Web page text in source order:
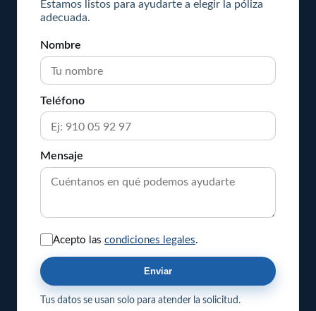
Estamos listos para ayudarte a elegir la póliza
adecuada.
Nombre
Teléfono
Mensaje
Acepto las condiciones legales
Enviar
Tus datos se usan solo para atender la solicitud.